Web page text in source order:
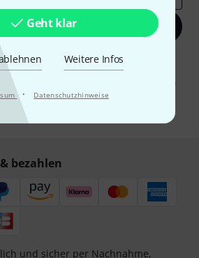
Geht klar
Weitere Infos
· Datenschutzhinweise
Jetzt anmelden
stimmen Sie dem Erhalt von E-Mail-
des E-Mail-Nutzungsverhaltens zu. Die
Weitere Informationen finden Sie in
Datenschutzhinweisen.
* Pflichtfeld
bezahlen
und sicher per Nachnahme,